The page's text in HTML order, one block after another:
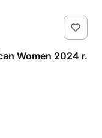
Women 2024 r.